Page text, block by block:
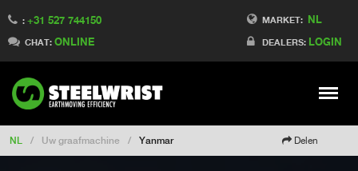
MARKET: NL
DEALERS: LOGIN
: +31 527 744150
CHAT: ONLINE
Meny
Switch to Finland
Switch to Denmark
Switch to China
Switch to Australia
Change market
NL / Uw graafmachine / Yanmar Delen